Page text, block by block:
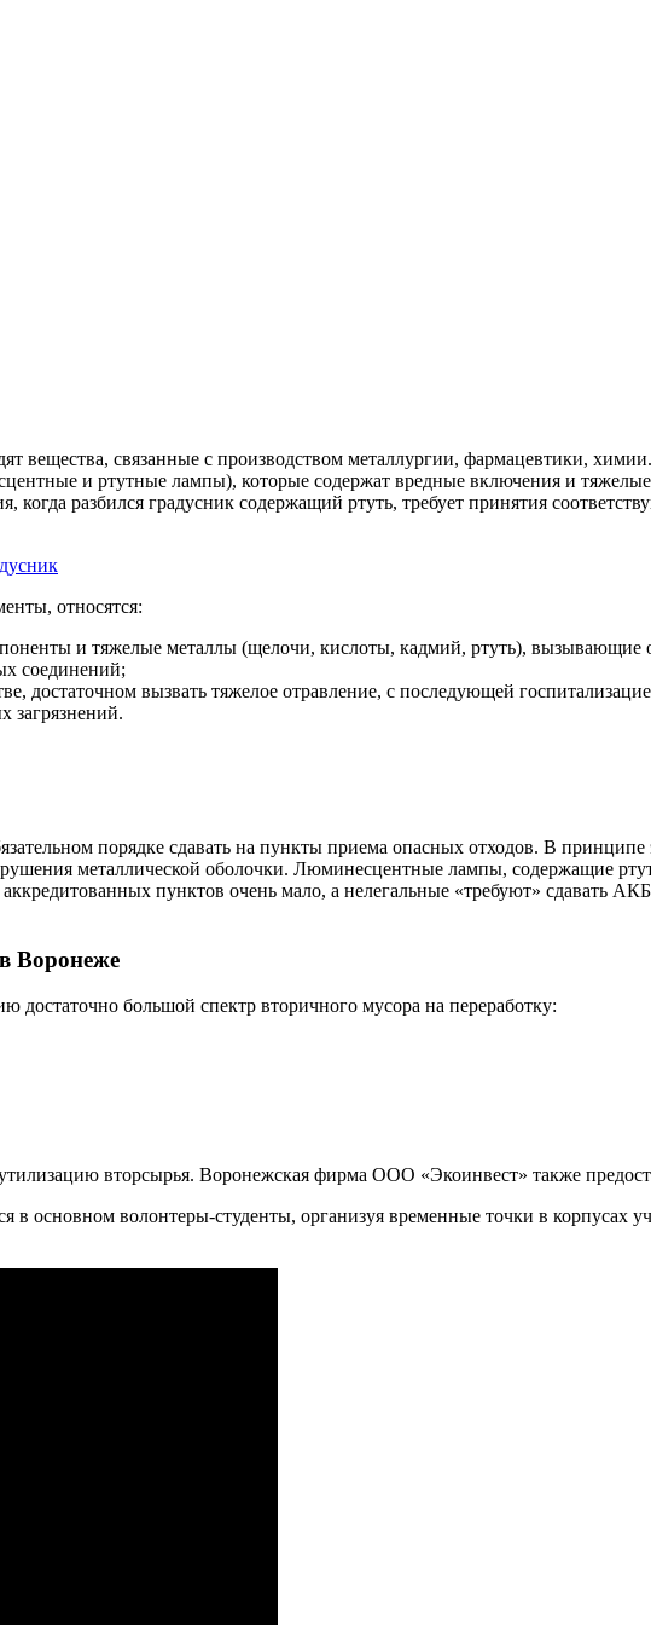
вещества, связанные с производством металлургии, фармацевтики,
и ртутные лампы), которые содержат вредные включения и
когда разбился градусник содержащий ртуть, требует принятия
относятся:
и тяжелые металлы (щелочи, кислоты, кадмий, ртуть), вызывающие
соединений;
достаточном вызвать тяжелое отравление, с последующей
загрязнений.
порядке сдавать на пункты приема опасных отходов. В
металлической оболочки. Люминесцентные лампы, содержащие
пунктов очень мало, а нелегальные «требуют» сдавать
Воронеже
большой спектр вторичного мусора на переработку:
вторсырья. Воронежская фирма ООО «Экоинвест» также
в основном волонтеры-студенты, организуя временные точки в